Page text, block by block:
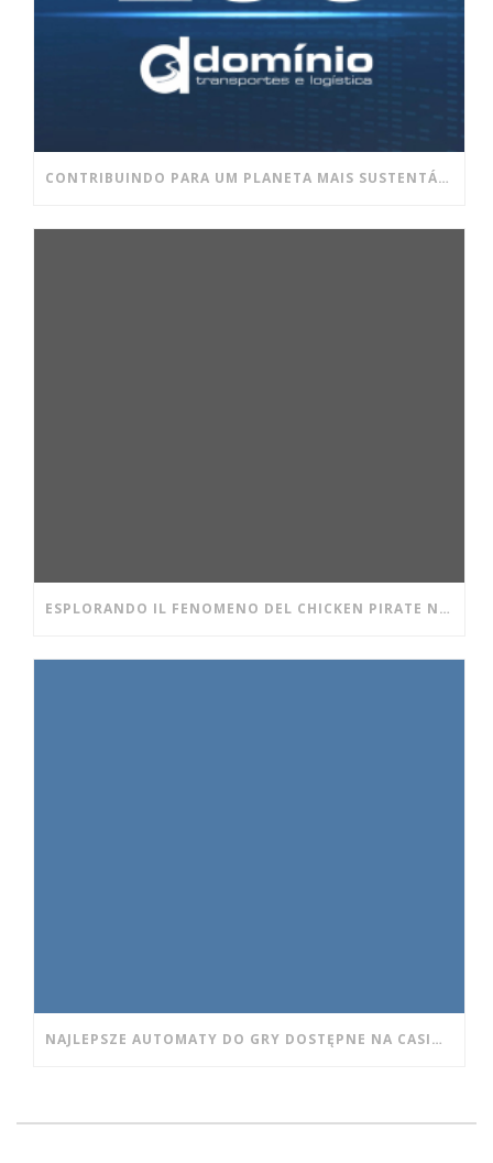
CONTRIBUINDO PARA UM PLANETA MAIS SUSTENTÁVEL E UM AMBIENTE DE TRABALHO MAIS SAUDÁVEL!
ESPLORANDO IL FENOMENO DEL CHICKEN PIRATE NEI CASINÒ DIGITALI MODERNI
NAJLEPSZE AUTOMATY DO GRY DOSTĘPNE NA CASINO WISHWIN DLA POCZĄTKUJĄCYCH